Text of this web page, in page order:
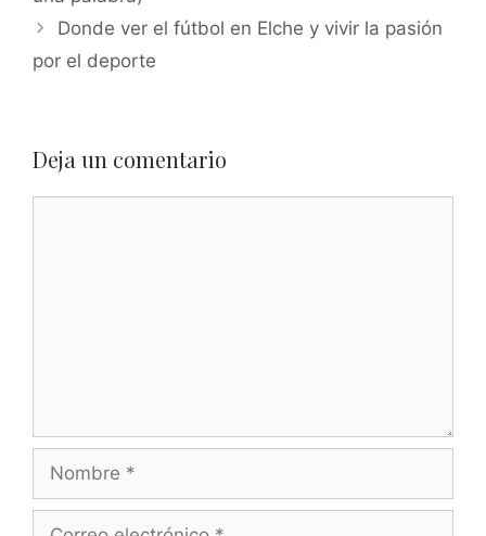
Donde ver el fútbol en Elche y vivir la pasión
por el deporte
Deja un comentario